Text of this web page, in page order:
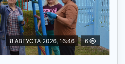
8 АВГУСТА 2026, 16:46 6